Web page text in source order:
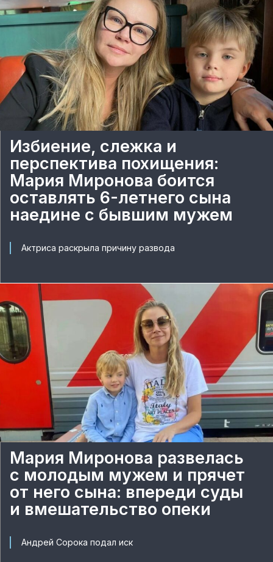
Избиение, слежка и
перспектива похищения:
Мария Миронова боится
оставлять 6-летнего сына
наедине с бывшим мужем
Актриса раскрыла причину развода
Мария Миронова развелась
с молодым мужем и прячет
от него сына: впереди суды
и вмешательство опеки
Андрей Сорока подал иск